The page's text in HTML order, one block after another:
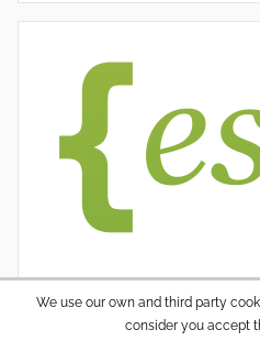
We use our own and third party
consider you accept